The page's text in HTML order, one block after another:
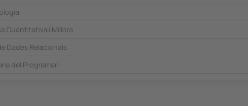
Quantitativa i Millora
Dades Relacionals
del Programari